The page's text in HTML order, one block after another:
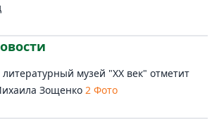
литературный музей "ХХ век" отметит
Зощенко 2 Фото